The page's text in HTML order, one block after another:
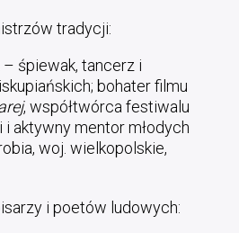
tradycji:
– śpiewak, tancerz i
bohater filmu
, współtwórca festiwalu
aktywny mentor młodych
woj. wielkopolskie,
i poetów ludowych: